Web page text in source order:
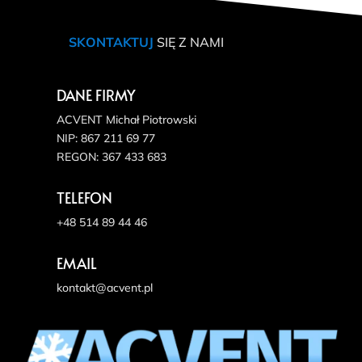
SKONTAKTUJ SIĘ Z NAMI
DANE FIRMY
ACVENT Michał Piotrowski
NIP: 867 211 69 77
REGON: 367 433 683
TELEFON
+48 514 89 44 46
EMAIL
kontakt@acvent.pl